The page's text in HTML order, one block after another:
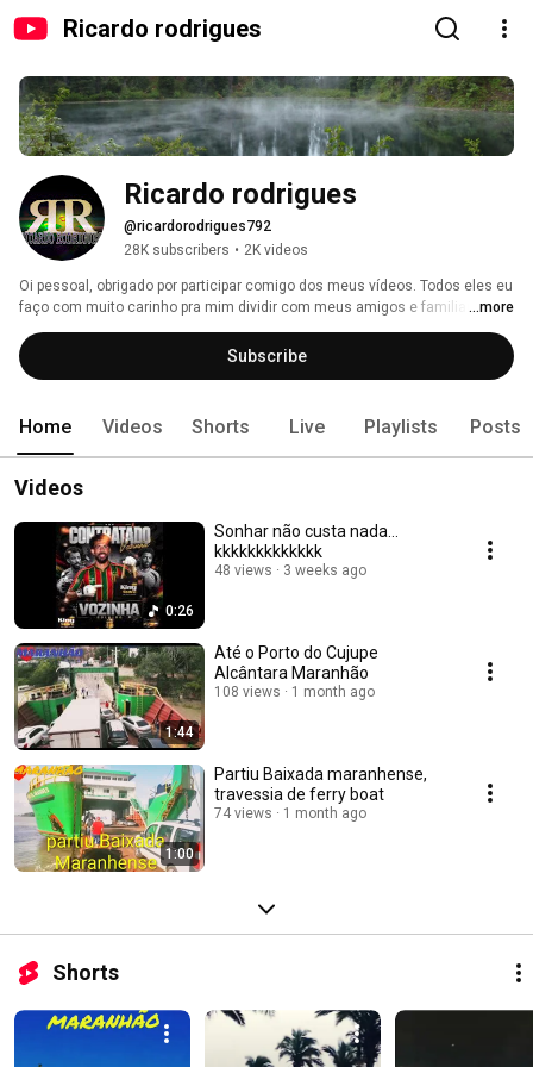
Ricardo rodrigues
Ricardo rodrigues
@ricardorodrigues792
28K subscribers • 2K videos
Oi pessoal, obrigado por participar comigo dos meus vídeos. Todos eles eu
faço com muito carinho pra mim dividir com meus amigos e familiares
não sou profissional apenas gosto e brinco com tudo isso, e também é
uma forma de não perder esses bons momentos da minha vida.... Muito
obrigado.
...more
Subscribe
Home Videos Shorts Live Playlists Posts
Videos
0:26
Sonhar não custa nada...
kkkkkkkkkkkkk
48 views 3 weeks ago
1:44
Até o Porto do Cujupe
Alcântara Maranhão
108 views 1 month ago
1:00
Partiu Baixada maranhense,
travessia de ferry boat
74 views 1 month ago
Shorts